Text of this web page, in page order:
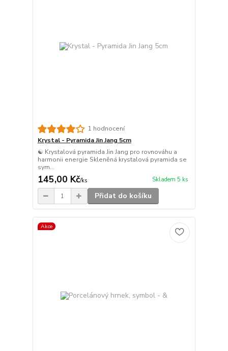
1 hodnocení
Krystal - Pyramida Jin Jang 5cm
☯️ Krystalová pyramida Jin Jang pro rovnováhu a
harmonii energie Skleněná krystalová pyramida se
sym...
145,00 Kč/ks Skladem 5 ks
Přidat do košíku
Akce